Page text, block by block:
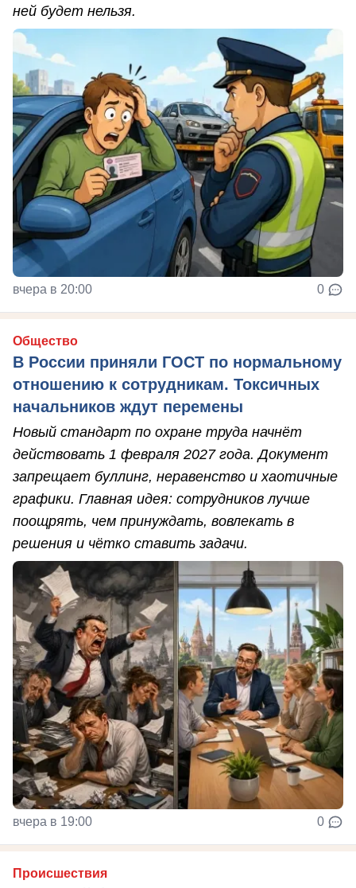
ней будет нельзя.
вчера в 20:00 0
Общество
В России приняли ГОСТ по нормальному
отношению к сотрудникам. Токсичных
начальников ждут перемены
Новый стандарт по охране труда начнёт
действовать 1 февраля 2027 года. Документ
запрещает буллинг, неравенство и хаотичные
графики. Главная идея: сотрудников лучше
поощрять, чем принуждать, вовлекать в
решения и чётко ставить задачи.
вчера в 19:00 0
Происшествия